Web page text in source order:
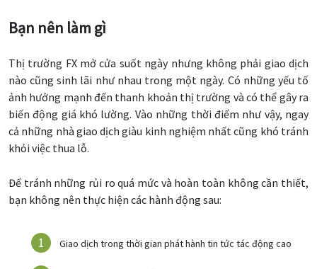
Bạn nên làm gì
Thị trường FX mở cửa suốt ngày nhưng không phải giao dịch
nào cũng sinh lãi như nhau trong một ngày. Có những yếu tố
ảnh hưởng mạnh đến thanh khoản thị trường và có thể gây ra
biến động giá khó lường. Vào những thời điểm như vậy, ngay
cả những nhà giao dịch giàu kinh nghiệm nhất cũng khó tránh
khỏi việc thua lỗ.
Để tránh những rủi ro quá mức và hoàn toàn không cần thiết,
bạn không nên thực hiện các hành động sau:
Giao dịch trong thời gian phát hành tin tức tác động cao